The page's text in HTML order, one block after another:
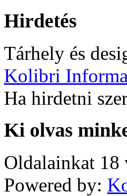
Hirdetés
Tárhely és
Kolibri
Ha hirdetni
Ki olvas
Oldalainkat 18
Powered by: